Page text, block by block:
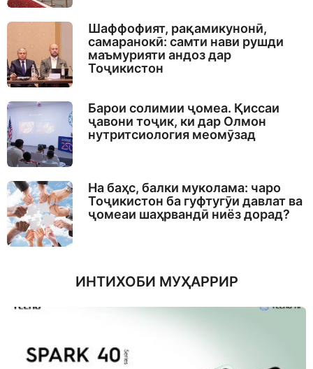
Шаффофият, рақамикунонӣ,
самаранокӣ: самти нави рушди
маъмурияти андоз дар
Тоҷикистон
Барои солимии ҷомеа. Қиссаи
ҷавони тоҷик, ки дар Олмон
нутритсиология меомӯзад
На баҳс, балки муколама: чаро
Тоҷикистон ба гуфтугӯи давлат ва
ҷомеаи шаҳрвандӣ ниёз дорад?
ИНТИХОБИ МУҲАРРИР